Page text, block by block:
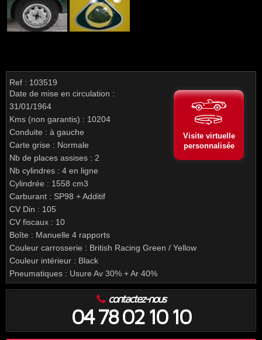
Ref : 103519
Date de mise en circulation :
31/01/1964
Kms (non garantis) : 10204
Conduite : à gauche
Carte grise : Normale
Nb de places assises : 2
Nb cylindres : 4 en ligne
Cylindrée : 1558 cm3
Carburant : SP98 + Additif
CV Din : 105
CV fiscaux : 10
Boîte : Manuelle 4 rapports
Couleur carrosserie : British Racing Green / Yellow
Couleur intérieur : Black
Pneumatiques : Usure Av 30% + Ar 40%
Visite virtuelle
personnalisée
contactez-nous
04 78 02 10 10